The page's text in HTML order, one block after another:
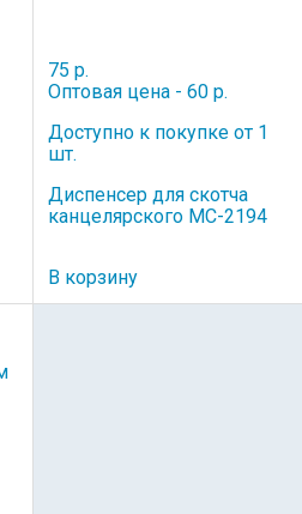
75 р.
Оптовая цена - 60 р.
Доступно к покупке от 1
шт.
Диспенсер для скотча
канцелярского MC-2194
В корзину